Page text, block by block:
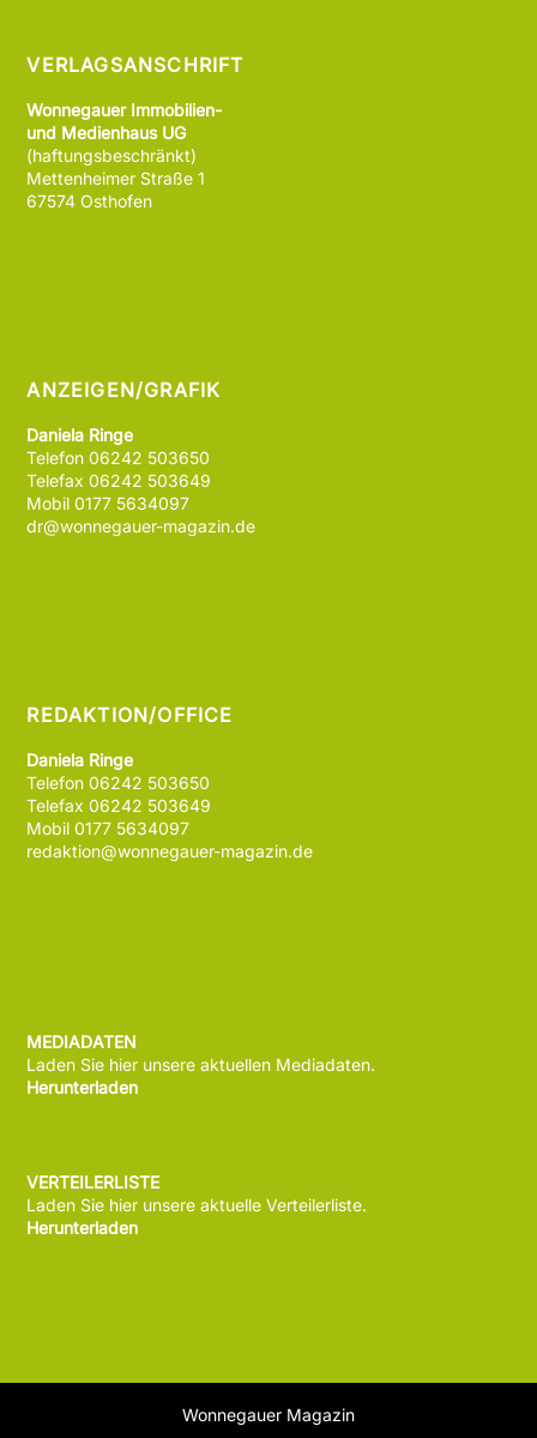
VERLAGSANSCHRIFT
Wonnegauer Immobilien-
und Medienhaus UG
(haftungsbeschränkt)
Mettenheimer Straße 1
67574 Osthofen
ANZEIGEN/GRAFIK
Daniela Ringe
Telefon 06242 503650
Telefax 06242 503649
Mobil 0177 5634097
dr@wonnegauer-magazin.de
REDAKTION/OFFICE
Daniela Ringe
Telefon 06242 503650
Telefax 06242 503649
Mobil 0177 5634097
redaktion@wonnegauer-magazin.de
MEDIADATEN
Laden Sie hier unsere aktuellen Mediadaten.
Herunterladen
VERTEILERLISTE
Laden Sie hier unsere aktuelle Verteilerliste.
Herunterladen
Wonnegauer Magazin